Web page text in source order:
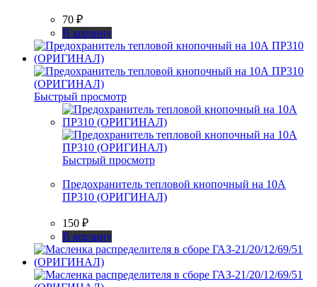
70 ₽
В корзину
Быстрый просмотр
Быстрый просмотр
Предохранитель тепловой кнопочный на 10А
ПР310 (ОРИГИНАЛ)
150 ₽
В корзину